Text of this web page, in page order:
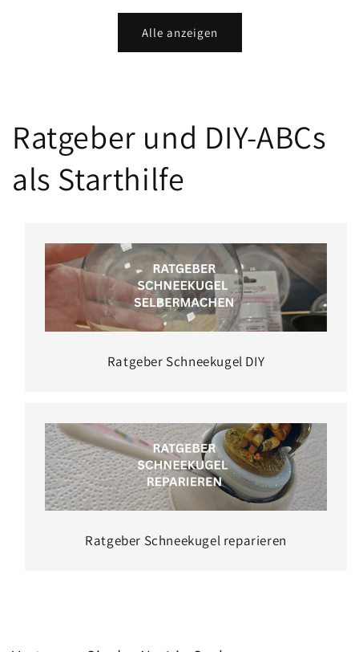
Alle anzeigen
Ratgeber und DIY-ABCs
als Starthilfe
Ratgeber Schneekugel DIY
Ratgeber Schneekugel reparieren